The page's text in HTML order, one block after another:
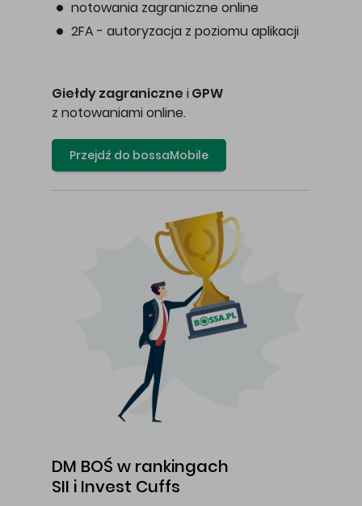
notowania zagraniczne online
2FA - autoryzacja z poziomu aplikacji
Giełdy zagraniczne i GPW
z notowaniami online.
Przejdź do bossaMobile
DM BOŚ w rankingach
SII i Invest Cuffs